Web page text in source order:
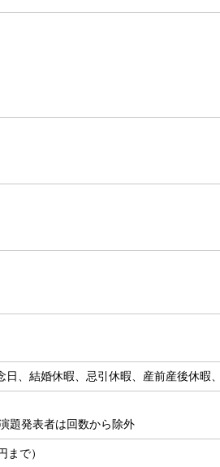
、結婚休暇、忌引休暇、産前産後休暇
題発表者は回数から除外
で）